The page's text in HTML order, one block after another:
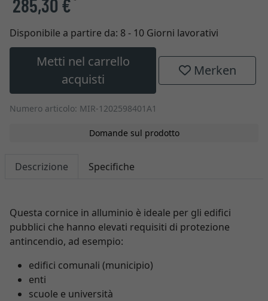
285,30 €
Disponibile a partire da: 8 - 10 Giorni lavorativi
Metti nel carrello
acquisti
Merken
Numero articolo: MIR-1202598401A1
Domande sul prodotto
Descrizione Specifiche
Questa cornice in alluminio è ideale per gli edifici
pubblici che hanno elevati requisiti di protezione
antincendio, ad esempio:
edifici comunali (municipio)
enti
scuole e università